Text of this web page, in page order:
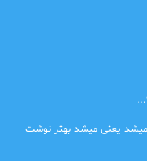
یعنی میشد بهتر نوشت